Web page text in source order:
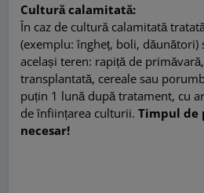
Cultură calamitată:
În caz de cultură calamitată
(exemplu: îngheț, boli, dăunători)
același teren: rapiță de
transplantată, cereale sau
puțin 1 lună după tratament, cu
de înființarea culturii.Timpul de
necesar!